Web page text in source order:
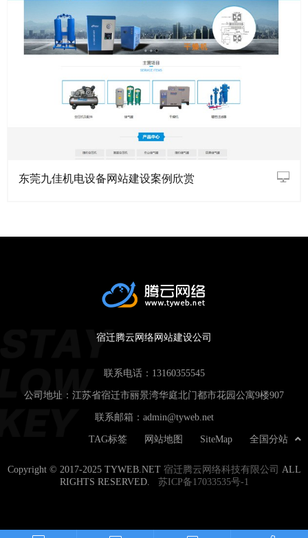
东莞九佳机电设备网站建设案例欣赏
宿迁腾云网络网站建设公司
联系电话： 13160355545
公司地址：江苏省宿迁市丽景湾华庭北门都市花园公寓9楼907
联系邮箱： admin@tyweb.net
全国分站
SiteMap
网站地图
TAG标签
Copyright © 2017-2025 TYWEB.NET 宿迁腾云网络科技有限公司
ALL
RIGHTS RESERVED. 苏ICP备17033535号-1